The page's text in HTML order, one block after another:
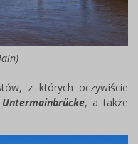
z których oczywiście
Untermainbrücke, a także